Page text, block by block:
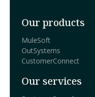
Our products
MuleSoft
OutSystems
CustomerConnect
Our services